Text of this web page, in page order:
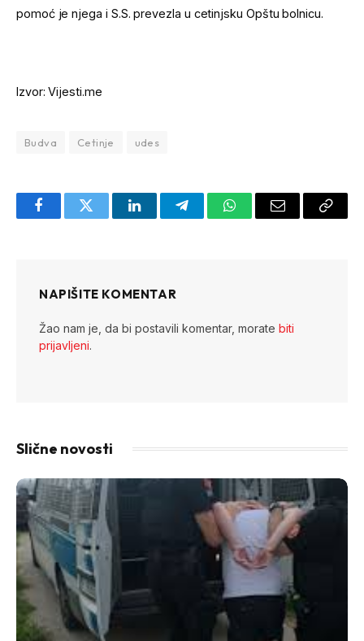
pomoć je njega i S.S. prevezla u cetinjsku Opštu bolnicu.
Izvor: Vijesti.me
Budva Cetinje udes
FacebookTwitter LinkedInTelegramWhatsAppEmail
Copy
NAPIŠITE KOMENTAR
Žao nam je, da bi postavili komentar, morate biti
prijavljeni.
Slične novosti